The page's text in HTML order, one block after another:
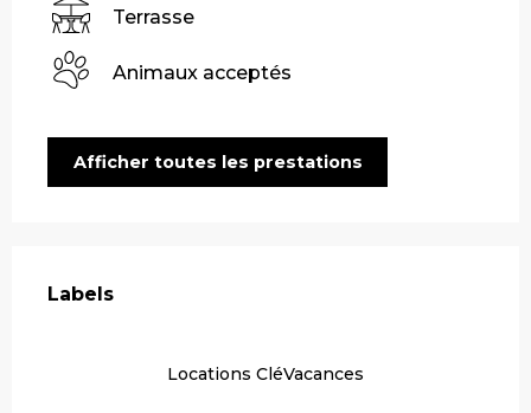
Terrasse
Animaux acceptés
Afficher toutes les prestations
Labels
Labels
Locations CléVacances